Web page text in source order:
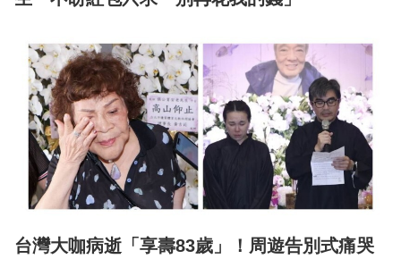
台灣大咖病逝「享壽83歲」！周遊告別式痛哭